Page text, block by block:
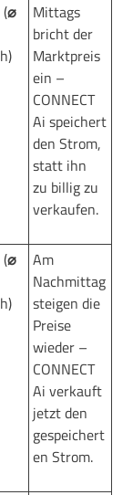
⌀
Mittags
bricht der
Marktpreis
ein –
CONNECT
Ai speichert
den Strom,
statt ihn
zu billig zu
verkaufen.
⌀
Am
Nachmittag
steigen die
Preise
wieder –
CONNECT
Ai verkauft
jetzt den
gespeichert
en Strom.